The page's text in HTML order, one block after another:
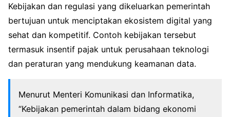
Kebijakan dan regulasi yang dikeluarkan pemerintah
bertujuan untuk menciptakan ekosistem digital yang
sehat dan kompetitif. Contoh kebijakan tersebut
termasuk insentif pajak untuk perusahaan teknologi
dan peraturan yang mendukung keamanan data.
Menurut Menteri Komunikasi dan Informatika,
“Kebijakan pemerintah dalam bidang ekonomi